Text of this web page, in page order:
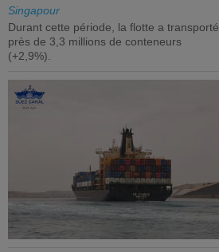
Singapour
Durant cette période, la flotte a transporté
près de 3,3 millions de conteneurs
(+2,9%).